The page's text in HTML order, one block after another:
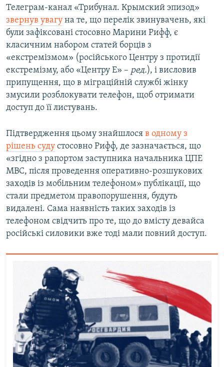
Телеграм-канал «Трибунал. Крымский эпизод»
звернув увагу на те, що перелік звинувачень, які
були зафіксовані стосовно Марини Рифф, є
класичним набором статей борців з
«екстремізмом» (російського Центру з протидії
екстремізму, або «Центру Е» – ред.), і висловив
припущення, що в міграційній службі жінку
змусили розблокувати телефон, щоб отримати
доступ до її листувань.
Підтвердження цьому знайшлося в одному з
рішень суду стосовно Рифф, де зазначається, що
«згідно з рапортом заступника начальника ЦПЕ
МВС, після проведення оперативно-розшукових
заходів із мобільним телефоном» публікації, що
стали предметом правопорушення, будуть
видалені. Сама наявність таких заходів із
телефоном свідчить про те, що до вмісту девайса
російські силовики вже тоді мали повний доступ.